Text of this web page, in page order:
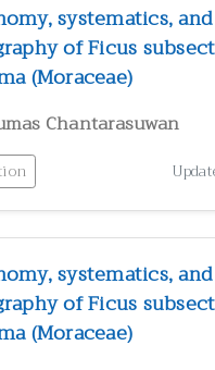
systematics, and
of Ficus
(Moraceae)
Chantarasuwan
systematics, and
of Ficus
(Moraceae)